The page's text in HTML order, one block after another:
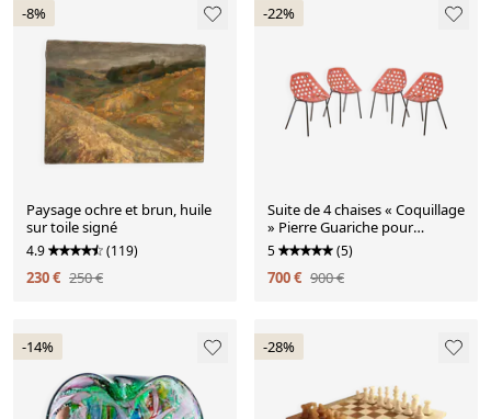
-8%
Paysage ochre et brun, huile
sur toile signé
4.9 (119)
230 € 250 €
-22%
Suite de 4 chaises « Coquillage
» Pierre Guariche pour
Meurop
5 (5)
700 € 900 €
-14% -28%